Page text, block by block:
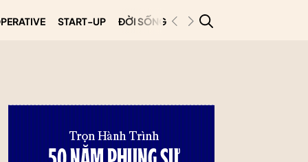
START-UP ĐỜI SỐNG PODCAST